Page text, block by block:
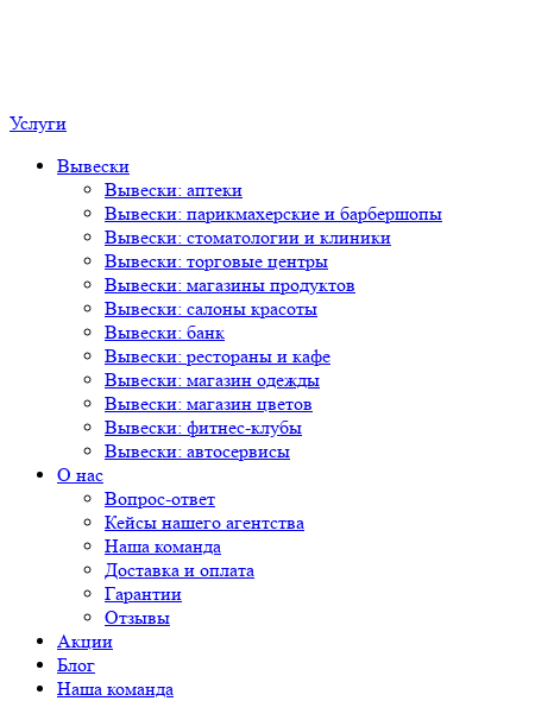
Услуги
Вывески
Вывески: аптеки
Вывески: парикмахерские и барбершопы
Вывески: стоматологии и клиники
Вывески: торговые центры
Вывески: магазины продуктов
Вывески: салоны красоты
Вывески: банк
Вывески: рестораны и кафе
Вывески: магазин одежды
Вывески: магазин цветов
Вывески: фитнес-клубы
Вывески: автосервисы
О нас
Вопрос-ответ
Кейсы нашего агентства
Наша команда
Доставка и оплата
Гарантии
Отзывы
Акции
Блог
Наша команда